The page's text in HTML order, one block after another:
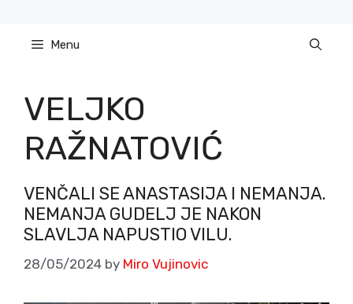
content Menu
VELJKO
RAŽNATOVIĆ
VENČALI SE ANASTASIJA I NEMANJA.
NEMANJA GUDELJ JE NAKON
SLAVLJA NAPUSTIO VILU.
28/05/2024 by Miro Vujinovic